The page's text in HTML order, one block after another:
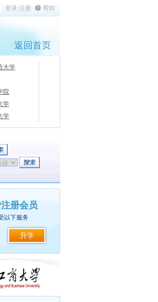
帮助
返回首页
大学
院
学
学
册会员
以下服务
升学